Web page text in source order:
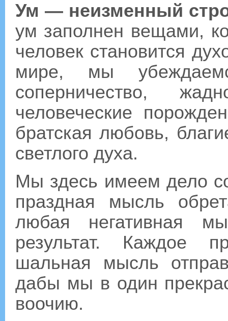
Ум — неизменный
ум заполнен вещами,
человек становится
мире, мы
соперничество,
человеческие
братская любовь,
светлого духа.
Мы здесь имеем дело
праздная мысль
любая негативная
результат. Каждое
шальная мысль
дабы мы в один
воочию.